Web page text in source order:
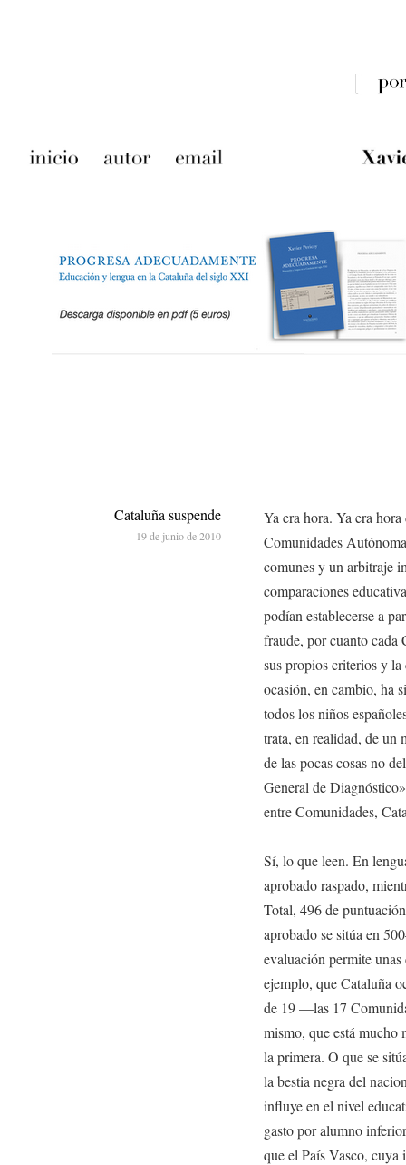
Ya era hora. Ya era
Comunidades
comunes y un arbitraje
comparaciones
podían establecerse a
fraude, por cuanto cada
sus propios criterios y la
ocasión, en cambio, ha
todos los niños
trata, en realidad, de
de las pocas cosas no
General de
entre Comunidades,
Sí, lo que leen. En
aprobado raspado,
Total, 496 de
aprobado se sitúa en
evaluación permite
ejemplo, que Cataluña
de 19 —las 17
mismo, que está
la primera. O que se
la bestia negra del
influye en el nivel
gasto por alumno
que el País Vasco, cuya
Cataluña suspende
19 de junio de 2010